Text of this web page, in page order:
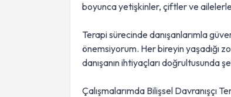
boyunca yetişkinler, çiftler ve ailelerle
Terapi sürecinde danışanlarımla
önemsiyorum. Her bireyin yaşadığı
danışanın ihtiyaçları doğrultusunda
Çalışmalarımda Bilişsel Davranışçı